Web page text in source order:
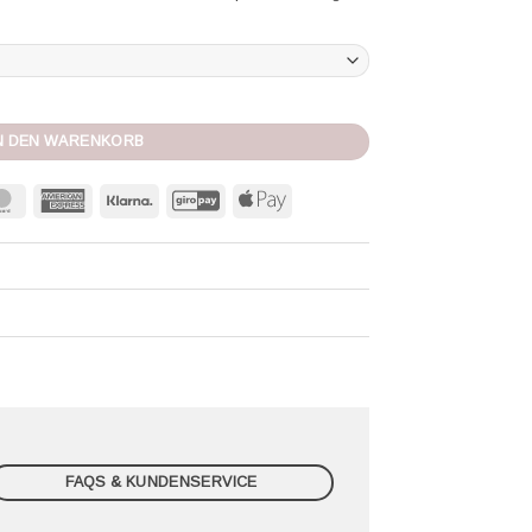
Menge
DEN WARENKORB
MasterCard American
Klarna GiroPay Apple
FAQS & KUNDENSERVICE